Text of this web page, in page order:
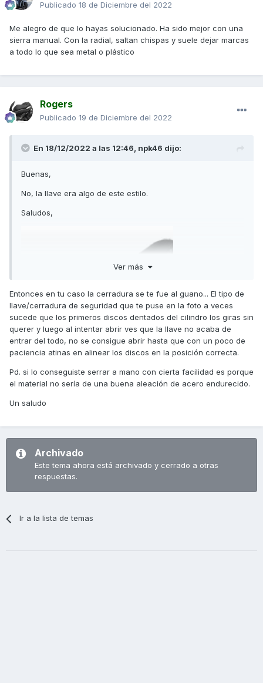
Publicado 18 de Diciembre del 2022
Me alegro de que lo hayas solucionado. Ha sido mejor con una
sierra manual. Con la radial, saltan chispas y suele dejar marcas
a todo lo que sea metal o plástico
Rogers
Publicado 19 de Diciembre del 2022
En 18/12/2022 a las 12:46, npk46 dijo:
Buenas,
No, la llave era algo de este estilo.
Saludos,
Ver más
Entonces en tu caso la cerradura se te fue al guano... El tipo de
llave/cerradura de seguridad que te puse en la foto a veces
sucede que los primeros discos dentados del cilindro los giras sin
querer y luego al intentar abrir ves que la llave no acaba de
entrar del todo, no se consigue abrir hasta que con un poco de
paciencia atinas en alinear los discos en la posición correcta.
Pd. si lo conseguiste serrar a mano con cierta facilidad es porque
el material no sería de una buena aleación de acero endurecido.
Un saludo
Archivado
Este tema ahora está archivado y cerrado a otras
respuestas.
Ir a la lista de temas